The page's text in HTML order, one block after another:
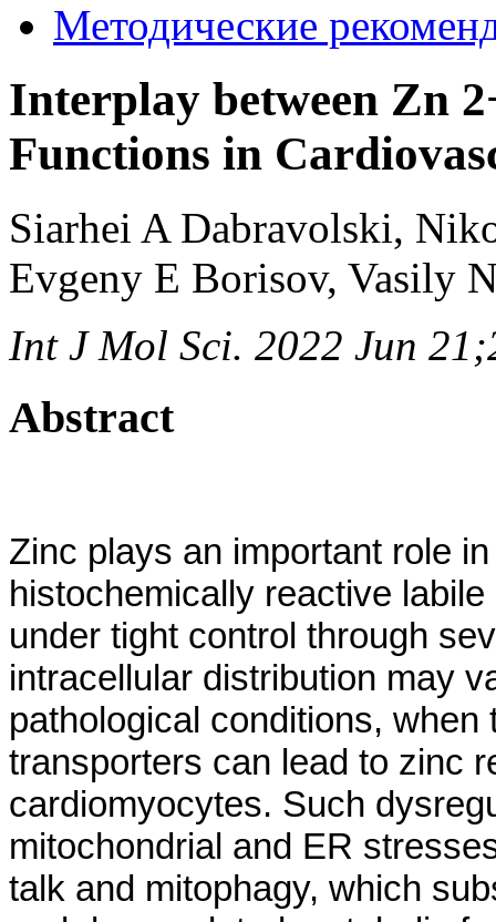
Методические
Interplay between Zn
Functions in
Siarhei A Dabravolski,
Evgeny E Borisov, Vasily
Int J Mol Sci. 2022 Jun
Abstract
Zinc plays an important role
histochemically reactive
under tight control through
intracellular distribution may
pathological conditions,
transporters can lead to zinc
cardiomyocytes. Such
mitochondrial and ER
talk and mitophagy, which